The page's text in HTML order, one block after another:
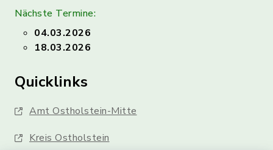
Nächste Termine:
04.03.2026
18.03.2026
Quicklinks
Amt Ostholstein-Mitte
Kreis Ostholstein